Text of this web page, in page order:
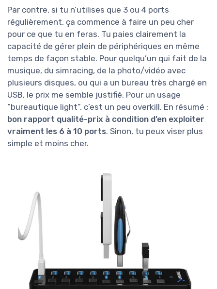
Par contre, si tu n’utilises que 3 ou 4 ports
régulièrement, ça commence à faire un peu cher
pour ce que tu en feras. Tu paies clairement la
capacité de gérer plein de périphériques en même
temps de façon stable. Pour quelqu’un qui fait de la
musique, du simracing, de la photo/vidéo avec
plusieurs disques, ou qui a un bureau très chargé en
USB, le prix me semble justifié. Pour un usage
“bureautique light”, c’est un peu overkill. En résumé :
bon rapport qualité-prix à condition d’en exploiter
vraiment les 6 à 10 ports. Sinon, tu peux viser plus
simple et moins cher.